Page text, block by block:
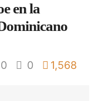
en la
0 0 1,568